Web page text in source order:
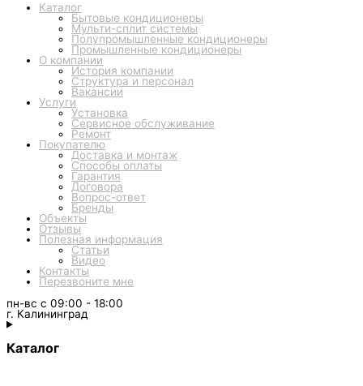
Каталог
Бытовые кондиционеры
Мульти-сплит системы
Полупромышленные кондиционеры
Промышленные кондиционеры
О компании
История компании
Структура и персонал
Вакансии
Услуги
Установка
Сервисное обслуживание
Ремонт
Покупателю
Доставка и монтаж
Способы оплаты
Гарантия
Договора
Вопрос-ответ
Бренды
Объекты
Отзывы
Полезная информация
Статьи
Видео
Контакты
Перезвоните мне
пн-вс с 09:00 - 18:00
г. Калининград
Каталог